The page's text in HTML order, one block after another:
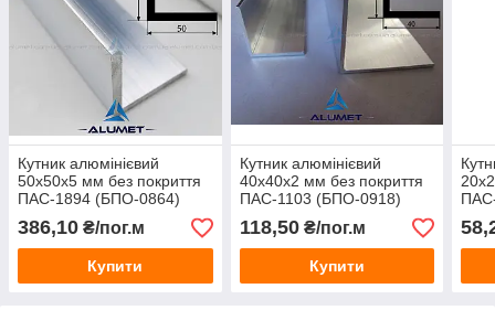
Кутник алюмінієвий
50х50х5 мм без покриття
ПАС-1894 (БПО-0864)
386,10 ₴/пог.м
Купити
Кутник алюмінієвий
40х40х2 мм без покриття
ПАС-1103 (БПО-0918)
118,50₴/пог.м
Купити